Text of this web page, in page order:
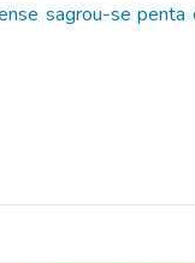
sagrou-se